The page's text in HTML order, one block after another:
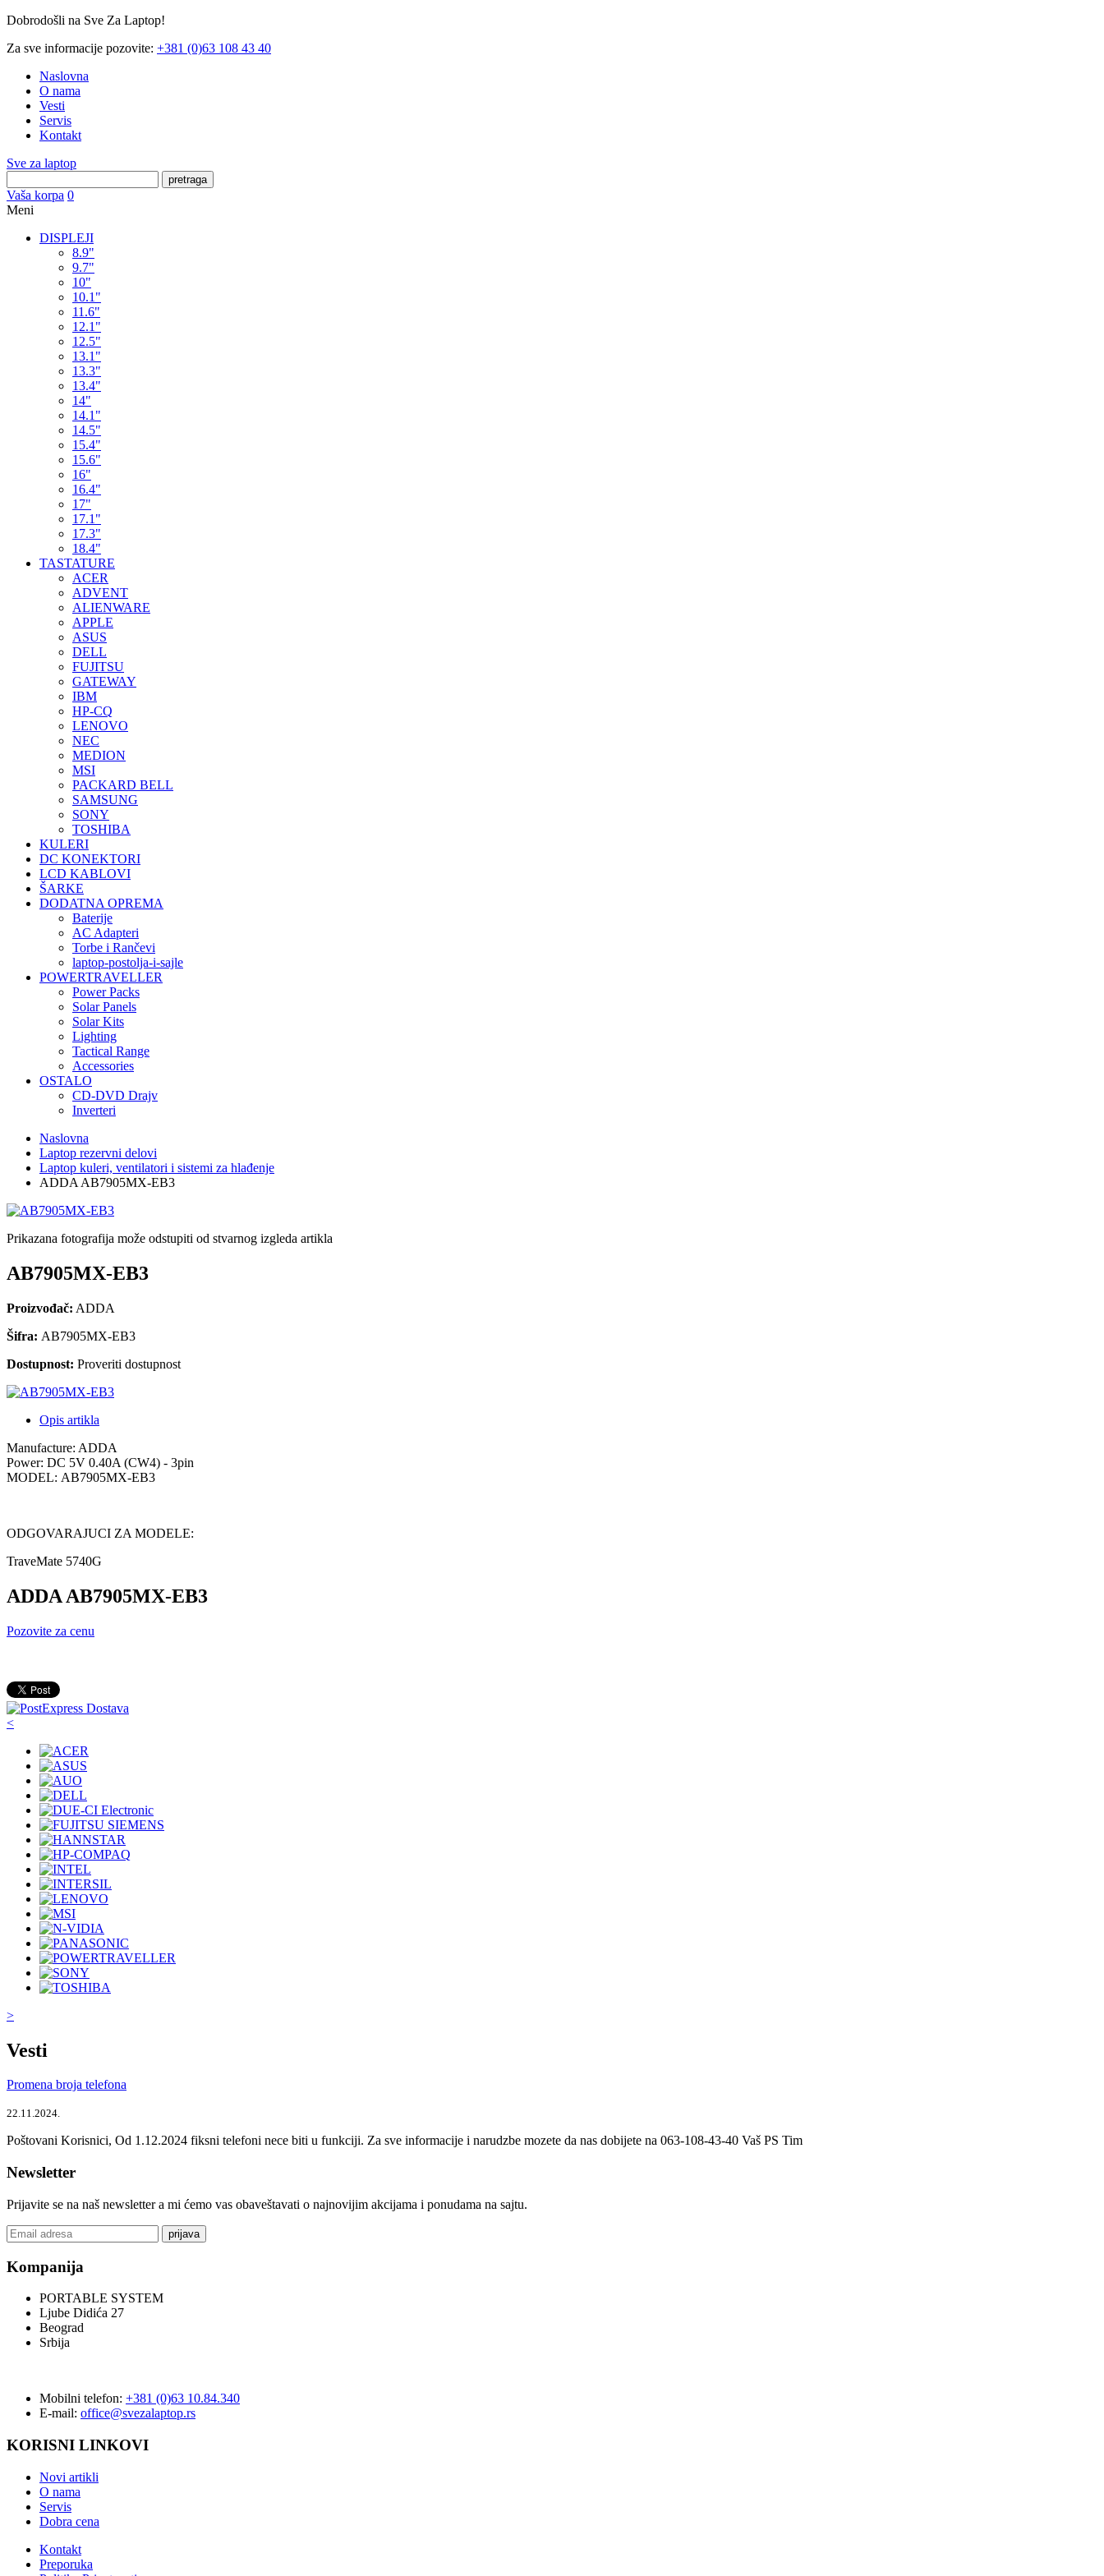
Dobrodošli na Sve Za Laptop!
Za sve informacije pozovite: +381 (0)63 108 43 40
Naslovna
O nama
Vesti
Servis
Kontakt
Sve za laptop
pretraga
Vaša korpa 0
Meni
DISPLEJI
8.9"
9.7"
10"
10.1"
11.6"
12.1"
12.5"
13.1"
13.3"
13.4"
14"
14.1"
14.5"
15.4"
15.6"
16"
16.4"
17"
17.1"
17.3"
18.4"
TASTATURE
ACER
ADVENT
ALIENWARE
APPLE
ASUS
DELL
FUJITSU
GATEWAY
IBM
HP-CQ
LENOVO
NEC
MEDION
MSI
PACKARD BELL
SAMSUNG
SONY
TOSHIBA
KULERI
DC KONEKTORI
LCD KABLOVI
ŠARKE
DODATNA OPREMA
Baterije
AC Adapteri
Torbe i Rančevi
laptop-postolja-i-sajle
POWERTRAVELLER
Power Packs
Solar Panels
Solar Kits
Lighting
Tactical Range
Accessories
OSTALO
CD-DVD Drajv
Inverteri
Naslovna
Laptop rezervni delovi
Laptop kuleri, ventilatori i sistemi za hlađenje
ADDA AB7905MX-EB3
Prikazana fotografija može odstupiti od stvarnog izgleda artikla
AB7905MX-EB3
Proizvođač: ADDA
Šifra: AB7905MX-EB3
Dostupnost: Proveriti dostupnost
Opis artikla
Manufacture: ADDA
Power: DC 5V 0.40A (CW4) - 3pin
MODEL: AB7905MX-EB3
ODGOVARAJUCI ZA MODELE:
TraveMate 5740G
ADDA AB7905MX-EB3
Pozovite za cenu
<
>
Vesti
Promena broja telefona
22.11.2024.
Poštovani Korisnici, Od 1.12.2024 fiksni telefoni nece biti u funkciji. Za sve informacije i narudzbe mozete da nas dobijete na 063-108-43-40 Vaš PS Tim
Newsletter
Prijavite se na naš newsletter a mi ćemo vas obaveštavati o najnovijim akcijama i ponudama na sajtu.
prijava
Kompanija
PORTABLE SYSTEM
Ljube Didića 27
Beograd
Srbija
Mobilni telefon: +381 (0)63 10.84.340
E-mail: office@svezalaptop.rs
KORISNI LINKOVI
Novi artikli
O nama
Servis
Dobra cena
Kontakt
Preporuka